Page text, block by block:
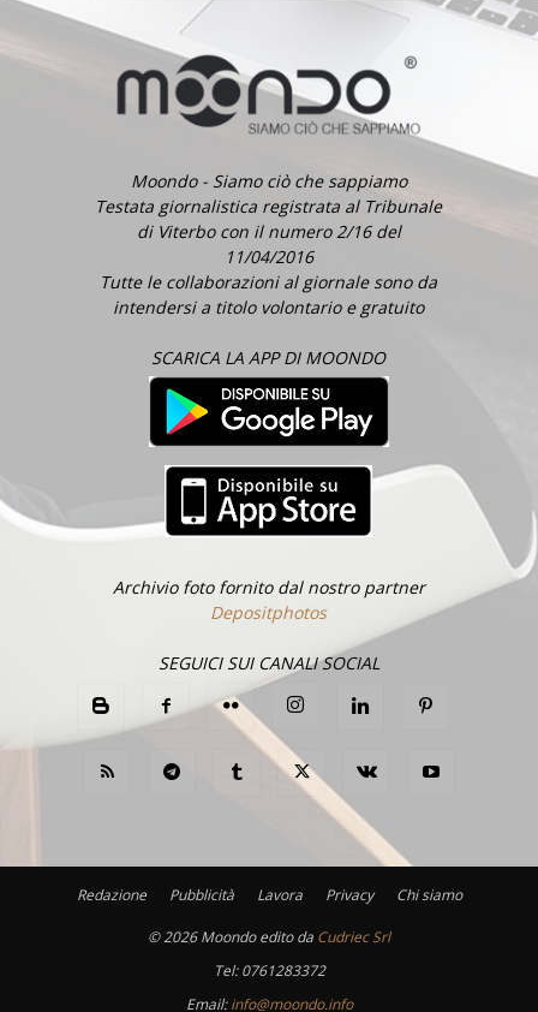
Moondo - Siamo ciò che sappiamo
Testata giornalistica registrata al Tribunale
di Viterbo con il numero 2/16 del
11/04/2016
Tutte le collaborazioni al giornale sono da
intendersi a titolo volontario e gratuito
SCARICA LA APP DI MOONDO
Archivio foto fornito dal nostro partner
Depositphotos
SEGUICI SUI CANALI SOCIAL
Redazione Pubblicità Lavora Privacy Chi siamo
©2026 Moondo edito da Cudriec Srl
Tel: 0761283372
Email: info@moondo.info